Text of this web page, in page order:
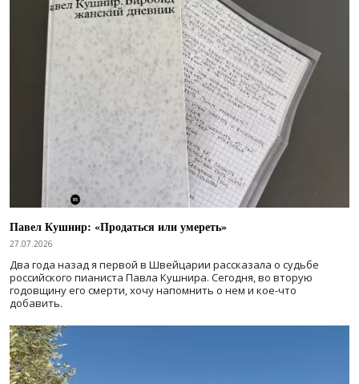
Павел Кушнир: «Продаться или умереть»
27.07.2026
Два года назад я первой в Швейцарии рассказала о судьбе
российского пианиста Павла Кушнира. Сегодня, во вторую
годовщину его смерти, хочу напомнить о нем и кое-что
добавить.